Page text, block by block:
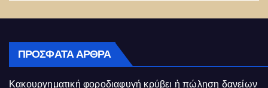
ΠΡΌΣΦΑΤΑ ΆΡΘΡΑ
Κακουργηματική φοροδιαφυγή κρύβει ἡ πώληση δανείων